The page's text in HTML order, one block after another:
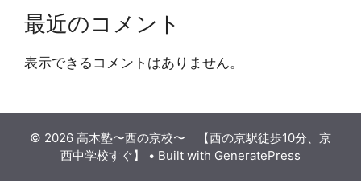
最近のコメント
表示できるコメントはありません。
© 2026 高木塾〜西の京校〜 【西の京駅徒歩10分、京
西中学校すぐ】
• Built with GeneratePress